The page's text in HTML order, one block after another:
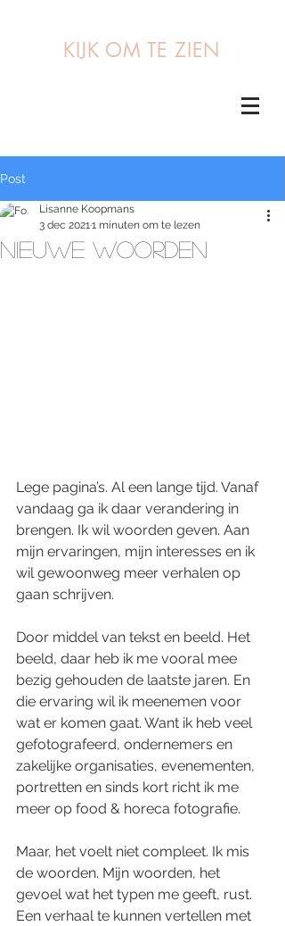
KIJK OM TE ZIEN
Post
NIEUWE WOORDEN
Lisanne Koopmans
3 dec 20211 minuten om te lezen
Lege pagina’s. Al een lange tijd. Vanaf
vandaag ga ik daar verandering in
brengen. Ik wil woorden geven. Aan
mijn ervaringen, mijn interesses en ik
wil gewoonweg meer verhalen op
gaan schrijven.
Door middel van tekst en beeld. Het
beeld, daar heb ik me vooral mee
bezig gehouden de laatste jaren. En
die ervaring wil ik meenemen voor
wat er komen gaat. Want ik heb veel
gefotografeerd, ondernemers en
zakelijke organisaties, evenementen,
portretten en sinds kort richt ik me
meer op food & horeca fotografie.
Maar, het voelt niet compleet. Ik mis
de woorden. Mijn woorden, het
gevoel wat het typen me geeft, rust.
Een verhaal te kunnen vertellen met